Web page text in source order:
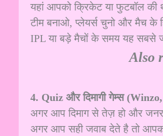
यहां आपको क्रिकेट या फुटबॉल की
टीम बनाओ, प्लेयर्स चुनो और मैच के
IPL या बड़े मैचों के समय यह सबसे
Also
4. Quiz और दिमागी गेम्स
अगर आप दिमाग से तेज़ हो और
अगर आप सही जवाब देते है तो